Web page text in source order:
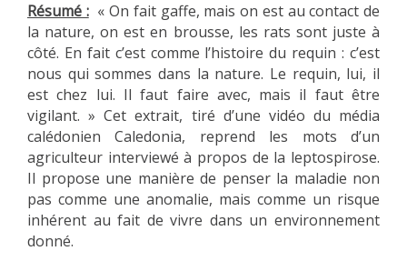
Résumé :« On fait gaffe, mais on est au contact de
la nature, on est en brousse, les rats sont juste à
côté. En fait c’est comme l’histoire du requin : c’est
nous qui sommes dans la nature. Le requin, lui, il
est chez lui. Il faut faire avec, mais il faut être
vigilant. » Cet extrait, tiré d’une vidéo du média
calédonien Caledonia, reprend les mots d’un
agriculteur interviewé à propos de la leptospirose.
Il propose une manière de penser la maladie non
pas comme une anomalie, mais comme un risque
inhérent au fait de vivre dans un environnement
donné.